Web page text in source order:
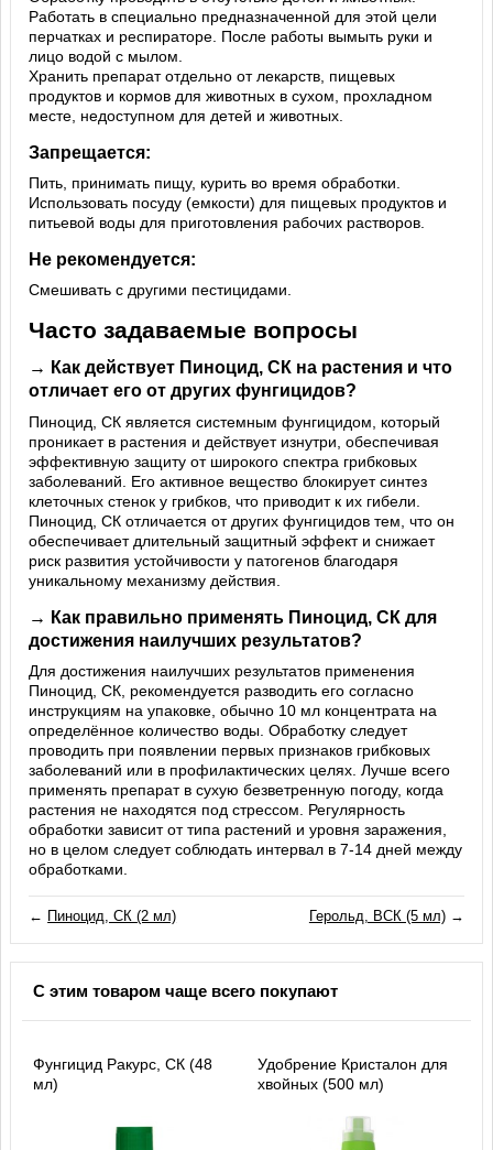
Работать в специально предназначенной для этой цели
перчатках и респираторе. После работы вымыть руки и
лицо водой с мылом.
Хранить препарат отдельно от лекарств, пищевых
продуктов и кормов для животных в сухом, прохладном
месте, недоступном для детей и животных.
Запрещается:
Пить, принимать пищу, курить во время обработки.
Использовать посуду (емкости) для пищевых продуктов и
питьевой воды для приготовления рабочих растворов.
Не рекомендуется:
Смешивать с другими пестицидами.
Часто задаваемые вопросы
→ Как действует Пиноцид, СК на растения и что
отличает его от других фунгицидов?
Пиноцид, СК является системным фунгицидом, который
проникает в растения и действует изнутри, обеспечивая
эффективную защиту от широкого спектра грибковых
заболеваний. Его активное вещество блокирует синтез
клеточных стенок у грибков, что приводит к их гибели.
Пиноцид, СК отличается от других фунгицидов тем, что он
обеспечивает длительный защитный эффект и снижает
риск развития устойчивости у патогенов благодаря
уникальному механизму действия.
→ Как правильно применять Пиноцид, СК для
достижения наилучших результатов?
Для достижения наилучших результатов применения
Пиноцид, СК, рекомендуется разводить его согласно
инструкциям на упаковке, обычно 10 мл концентрата на
определённое количество воды. Обработку следует
проводить при появлении первых признаков грибковых
заболеваний или в профилактических целях. Лучше всего
применять препарат в сухую безветренную погоду, когда
растения не находятся под стрессом. Регулярность
обработки зависит от типа растений и уровня заражения,
но в целом следует соблюдать интервал в 7-14 дней между
обработками.
← Пиноцид, СК (2 мл) Герольд, ВСК (5 мл)→
С этим товаром чаще всего покупают
Фунгицид Ракурс, СК (48
мл)
Удобрение Кристалон для
хвойных (500 мл)